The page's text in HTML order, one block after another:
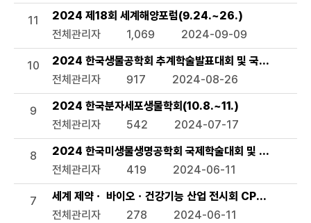
11
2024 제18회 세계해양포럼(9.24.~26.)
전체관리자
1,069 2024-09-09
10
2024 한국생물공학회 추계학술발표대회 및 국제 심포
전체관리자
917 2024-08-26
9
2024 한국분자세포생물학회(10.8.~11.)
전체관리자
542 2024-07-17
8
2024 한국미생물생명공학회 국제학술대회 및 정기학
전체관리자
419 2024-06-11
7
세계 제약ㆍ 바이오ㆍ건강기능 산업 전시회 CPHI/ Hi
전체관리자
278 2024-06-11